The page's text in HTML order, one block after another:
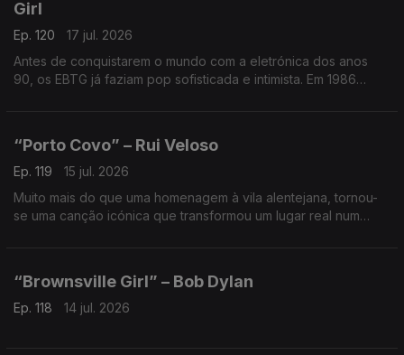
Girl
Ep. 120
17 jul. 2026
Antes de conquistarem o mundo com a eletrónica dos anos
90, os EBTG já faziam pop sofisticada e intimista. Em 1986
“Porto Covo” – Rui Veloso
Ep. 119
15 jul. 2026
Muito mais do que uma homenagem à vila alentejana, tornou-
se uma canção icónica que transformou um lugar real num
“Brownsville Girl” – Bob Dylan
Ep. 118 14 jul. 2026